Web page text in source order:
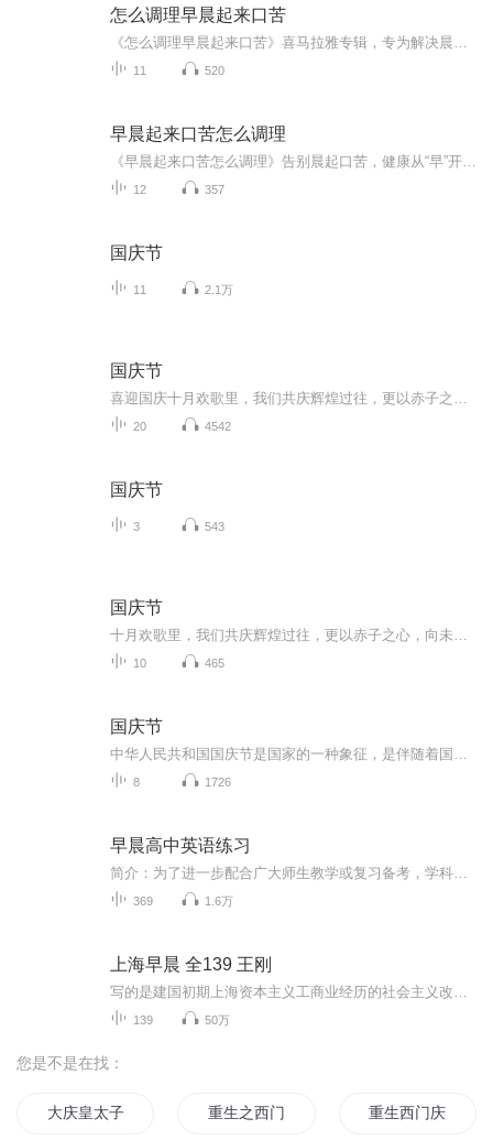
怎么调理早晨起来口苦
11 520
早晨起来口苦怎么调理
12 357
国庆节
11 2.1万
国庆节
20 4542
国庆节
3 543
国庆节
10 465
国庆节
8 1726
早晨高中英语练习
369 1.6万
上海早晨 全139 王刚
139 50万
您是不是在找：
大庆皇太子 重生之西门庆 重生西门庆